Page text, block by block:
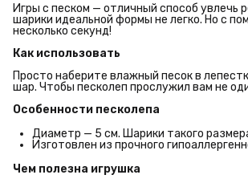
Игры с песком — отличный способ увлечь
шарики идеальной формы не легко. Но с
несколько секунд!
Как использовать
Просто наберите влажный песок в
шар. Чтобы песколеп прослужил вам не
Особенности песколепа
Диаметр — 5 см. Шарики такого
Изготовлен из прочного
Чем полезна игрушка